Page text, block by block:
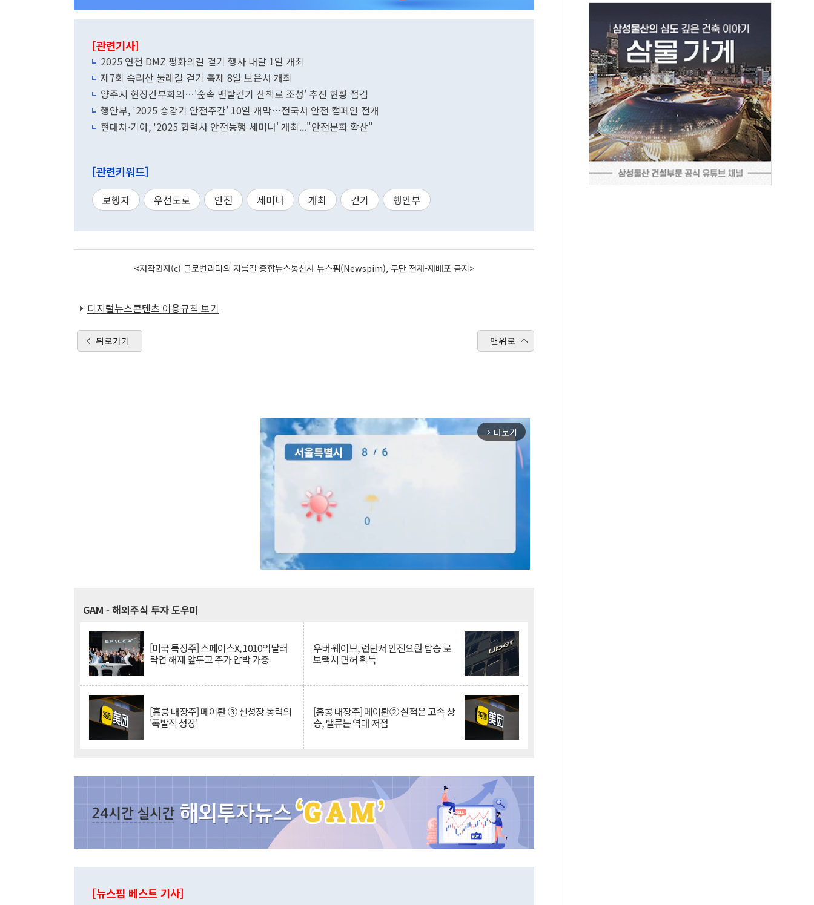
[관련기사]
2025 연천 DMZ 평화의길 걷기 행사 내달 1일 개최
제7회 속리산 둘레길 걷기 축제 8일 보은서 개최
양주시 현장간부회의…'숲속 맨발걷기 산책로 조성' 추진 현황 점검
행안부, '2025 승강기 안전주간' 10일 개막…전국서 안전 캠페인 전개
현대차·기아, '2025 협력사 안전동행 세미나' 개최..."안전문화 확산"
[관련키워드]
보행자 우선도로 안전 세미나 개최 걷기 행안부
<저작권자(c) 글로벌리더의 지름길 종합뉴스통신사 뉴스핌(Newspim), 무단 전재-재배포 금지>
디지털뉴스콘텐츠 이용규칙 보기
뒤로가기 맨위로
arrow_forward_ios 더보기
GAM - 해외주식 투자 도우미
[미국 특징주] 스페이스X, 1010억달러
락업 해제 앞두고 주가 압박 가중
우버·웨이브, 런던서 안전요원 탑승 로
보택시 면허 획득
[홍콩 대장주] 메이퇀 ③ 신성장 동력의
'폭발적 성장'
[홍콩 대장주] 메이퇀② 실적은 고속 상
승, 밸류는 역대 저점
[뉴스핌 베스트 기사]